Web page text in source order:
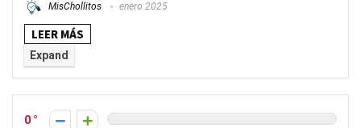
MisChollitos enero 2025
LEER MÁS
Expand
0